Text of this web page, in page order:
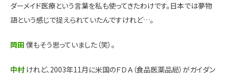
ダーメイド医療という言葉を私も使ってきたわけです。日本では夢物
語という感じで捉えられていたんですけれど…。
岡田 僕もそう思っていました（笑）。
中村 けれど、2003年11月に米国のＦＤＡ（食品医薬品局）がガイダン